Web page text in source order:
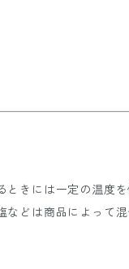
ときには一定の温度
どは商品によって混